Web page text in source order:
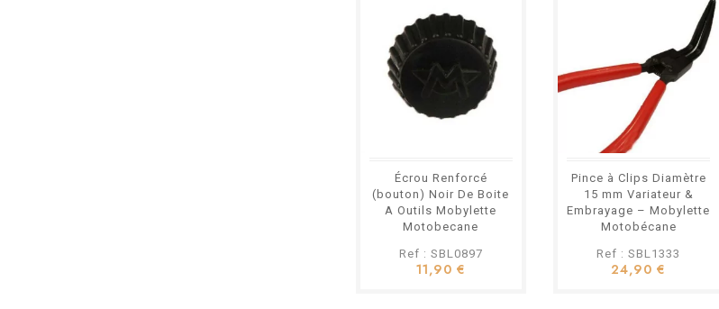
Écrou Renforcé
(bouton) Noir De Boite
A Outils Mobylette
Motobecane
Ref : SBL0897
11,90 €
Pince à Clips Diamètre
15 mm Variateur &
Embrayage – Mobylette
Motobécane
Ref : SBL1333
24,90 €